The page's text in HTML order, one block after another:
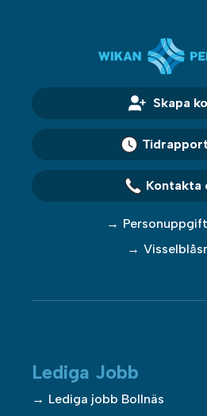
Skapa
Kontakta
Lediga Jobb
Lediga jobb Bollnäs